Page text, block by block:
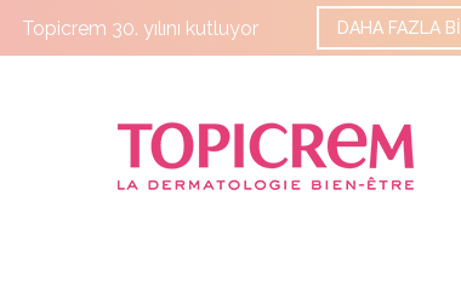
Topicrem 30. yılını kutluyor DAHA FAZLA